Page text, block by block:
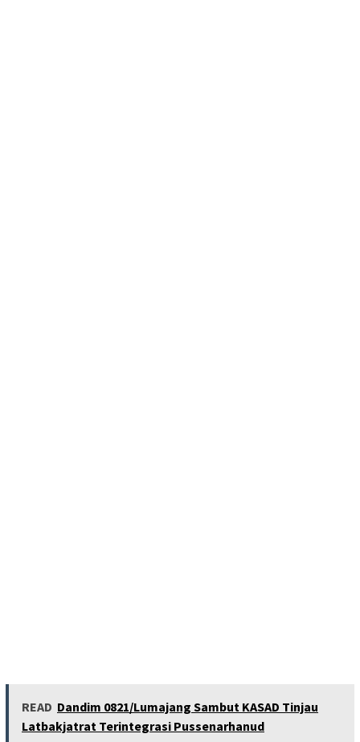
READ Dandim 0821/Lumajang Sambut KASAD Tinjau
Latbakjatrat Terintegrasi Pussenarhanud